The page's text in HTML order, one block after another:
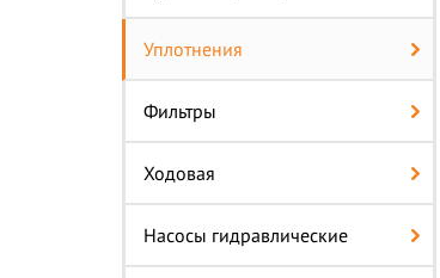
Уплотнения
Фильтры
Ходовая
Насосы гидравлические